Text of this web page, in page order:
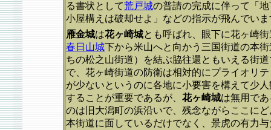
る書状として荒戸城の普請の完成に伴って「
小屋構えは破却せよ」などの指示が飛んでい
雁金城は花ヶ崎城とも呼ばれ、眼下に花ヶ崎
春日山城下から米山へと向かう三国街道の本
ちの松之山街道）を結ぶ脇往還ともいえる街
で、花ヶ崎街道の防衛は相対的にプライオリ
が少ないというのに各地に小要害を構えて少
することが重要であるが、 花ヶ崎城は無用で
のは旧大潟町の浜沿いで、残念ながらここに
本街道に面しているだけでなく、景虎の有力